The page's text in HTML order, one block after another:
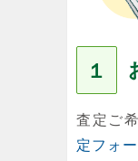
１
査定ご
定フォ